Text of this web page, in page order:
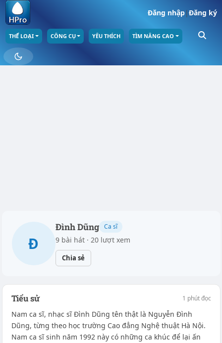
Đăng nhập|Đăng ký
THỂ LOẠI CÔNG CỤ YÊU THÍCH TÌM NÂNG CAO
Đ
Đình Dũng Ca sĩ
9 bài hát · 20 lượt xem
Chia sẻ
Tiểu sử 1 phút đọc
Nam ca sĩ, nhạc sĩ Đình Dũng tên thật là Nguyễn Đình
Dũng, từng theo học trường Cao đẳng Nghệ thuật Hà Nội.
Nam ca sĩ sinh năm 1992 này có những ca khúc để lại ấn